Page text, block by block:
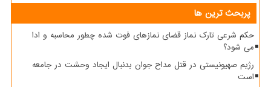
پربحث ترین ها
حکم شرعی تارک نماز قضای نمازهای فوت شده چطور محاسبه و ادا
می شود؟
رژیم صهیونیستی در قتل مداح جوان بدنبال ایجاد وحشت در جامعه
است